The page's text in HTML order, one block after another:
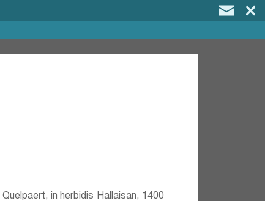
Quelpaert, in herbidis Hallaisan, 1400